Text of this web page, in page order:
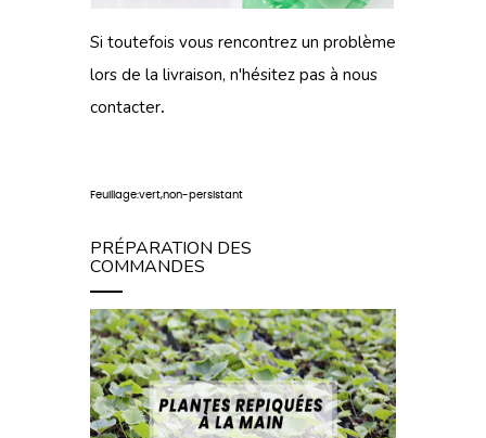
Si toutefois vous rencontrez un problème
lors de la livraison, n'hésitez pas à nous
contacter.
Feuillage:vert,non-persistant
PRÉPARATION DES
COMMANDES